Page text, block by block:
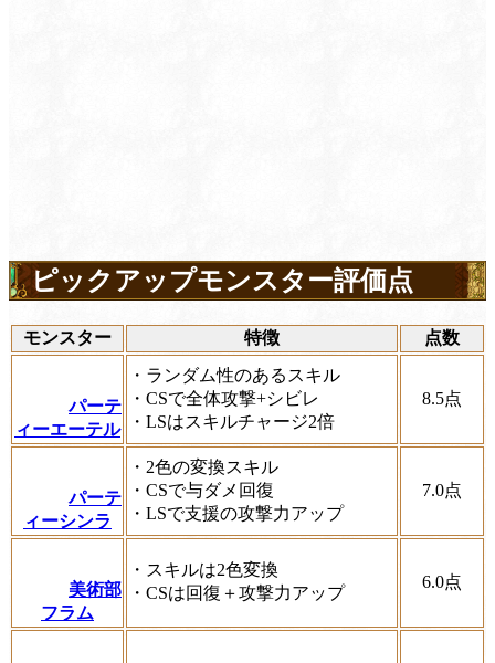
ピックアップモンスター評価点
モンスター 特徴 点数
パーテ
ィーエーテル
・ランダム性のあるスキル
・CSで全体攻撃+シビレ
・LSはスキルチャージ2倍
8.5点
パーテ
ィーシンラ
・2色の変換スキル
・CSで与ダメ回復
・LSで支援の攻撃力アップ
7.0点
美術部
フラム
・スキルは2色変換
・CSは回復＋攻撃力アップ
6.0点